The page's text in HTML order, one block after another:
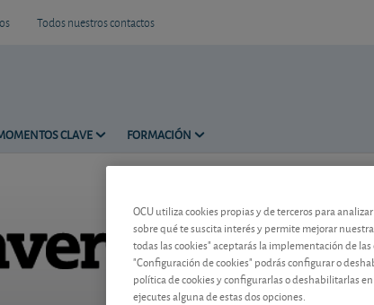
Todos nuestros contactos
CLAVE FORMACIÓN
Tiempo de lectura: 1 min.
La
OCU utiliza cookies propias y de terceros para
sobre qué te suscita interés y permite mejorar
todas las cookies" aceptarás la implementación de
"Configuración de cookies" podrás configurar o
política de cookies y configurarlas o deshabilitarlas
ejecutes alguna de estas dos opciones.